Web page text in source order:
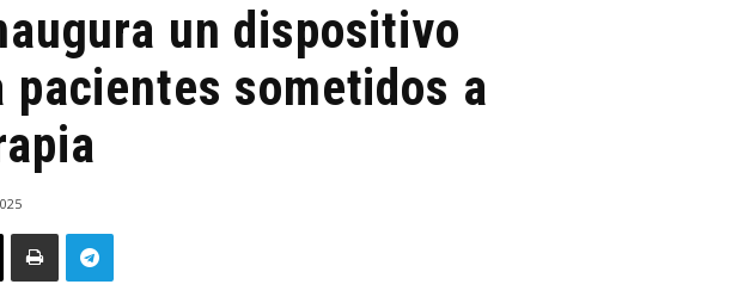
un dispositivo
sometidos a